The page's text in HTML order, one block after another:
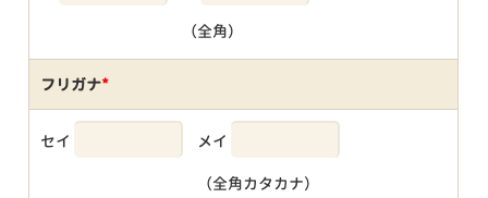
（全角）
フリガナ*
セイ メイ
（全角カタカナ）